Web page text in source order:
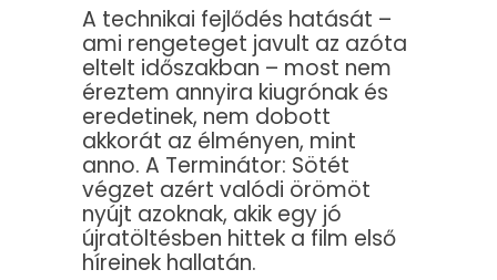
A technikai fejlődés hatását –
ami rengeteget javult az azóta
eltelt időszakban – most nem
éreztem annyira kiugrónak és
eredetinek, nem dobott
akkorát az élményen, mint
anno. A Terminátor: Sötét
végzet azért valódi örömöt
nyújt azoknak, akik egy jó
újratöltésben hittek a film első
híreinek hallatán.